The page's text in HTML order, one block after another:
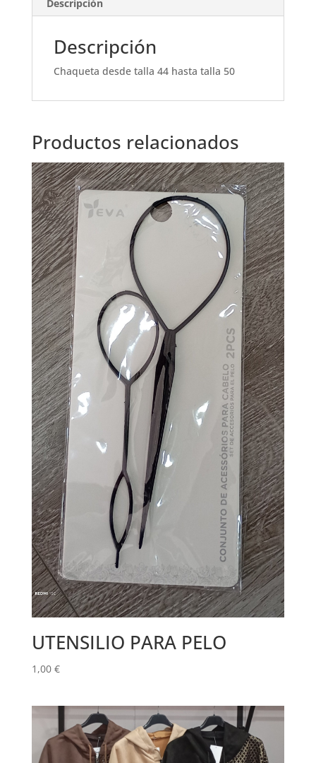
Descripción
Descripción
Chaqueta desde talla 44 hasta talla 50
Productos relacionados
UTENSILIO PARA PELO
1,00 €